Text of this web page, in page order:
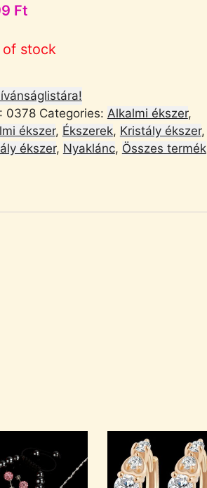
Ft
of stock
0378 Categories: Alkalmi ékszer,
ékszer, Ékszerek, Kristály ékszer,
ékszer, Nyaklánc, Összes termék